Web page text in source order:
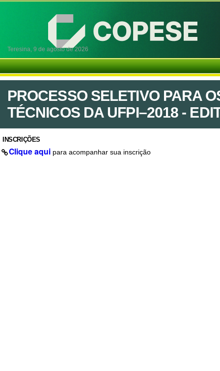
Teresina, 9 de agosto de 2026
PROCESSO SELETIVO PARA
TÉCNICOS DA UFPI–2018 -
INSCRIÇÕES
Clique aqui para acompanhar sua inscrição